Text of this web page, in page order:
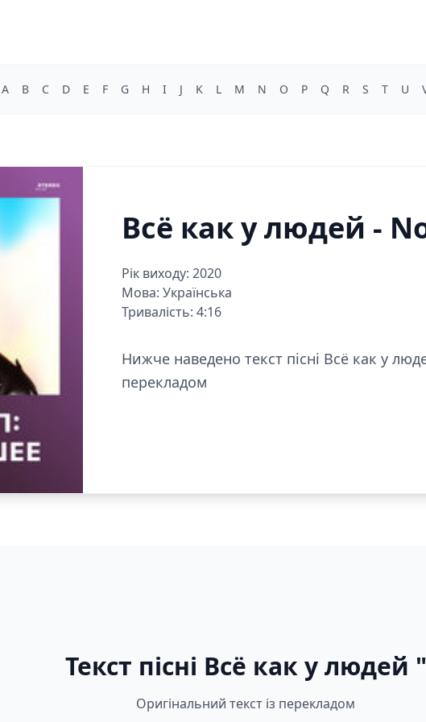
A B C D E F G H I J K L M N O P Q R S T U
Всё как у людей -
Рік виходу: 2020
Мова: Українська
Тривалість: 4:16
Нижче наведено текст пісні Всё как у
перекладом
Текст пісні Всё как у людей "
Оригінальний текст із перекладом